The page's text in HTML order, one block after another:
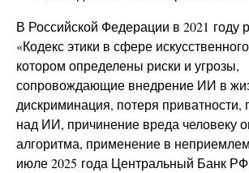
В Российской Федерации в 2021 году
«Кодекс этики в сфере
котором определены риски и угрозы,
сопровождающие внедрение ИИ в
дискриминация, потеря приватности,
над ИИ, причинение вреда человеку
алгоритма, применение в
июле 2025 года Центральный Банк